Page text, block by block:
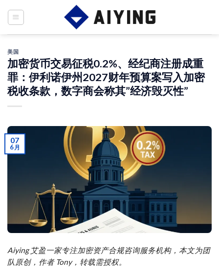
美国
加密货币交易征税0.2%、经纪商注册成重
罪：伊利诺伊州2027财年预算案写入加密
税收条款，数字商会称其”经济毁灭性”
07
6 月
Aiying 艾盈一家专注加密资产合规咨询服务机构，本文为团
队原创，作者 Tony，转载需授权。